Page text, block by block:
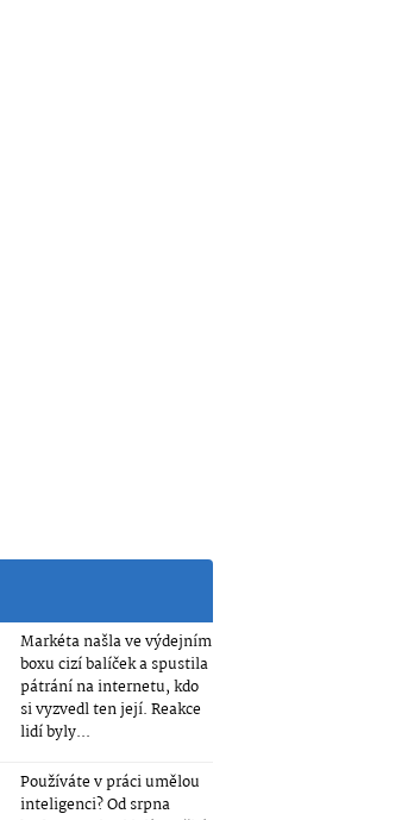
Markéta našla ve výdejním
boxu cizí balíček a spustila
pátrání na internetu, kdo
si vyzvedl ten její. Reakce
lidí byly...
Používáte v práci umělou
inteligenci? Od srpna